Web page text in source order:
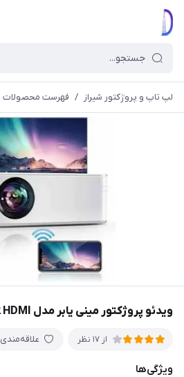
لپ تاپ و پروژکتور شیراز / فهرست محصولات
ویدئو پروژکتور مینی یابر مدل yaber v2 HDMI
از 17 نظر علاقه‌مندی
ویژگی‌ها